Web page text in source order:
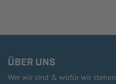
ÜBER UNS
Wer wir sind & wofür wir stehen